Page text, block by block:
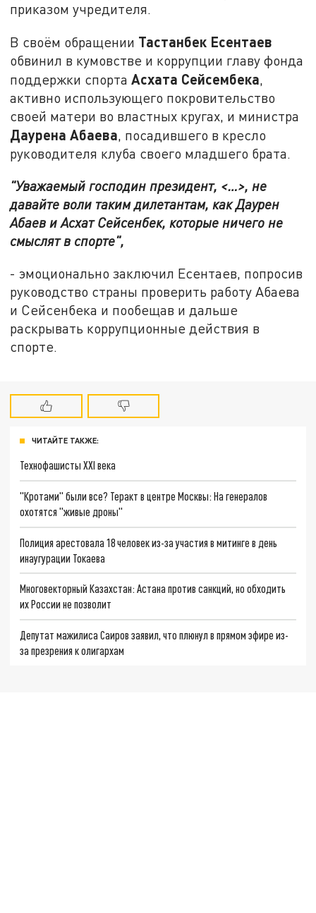
приказом учредителя.
В своём обращении Тастанбек Есентаев
обвинил в кумовстве и коррупции главу фонда
поддержки спортаАсхата Сейсембека,
активно использующего покровительство
своей матери во властных кругах, и министра
Даурена Абаева, посадившего в кресло
руководителя клуба своего младшего брата.
"Уважаемый господин президент, <…>, не
давайте воли таким дилетантам, как Даурен
Абаев и Асхат Сейсенбек, которые ничего не
смыслят в спорте",
- эмоционально заключил Есентаев, попросив
руководство страны проверить работу Абаева
и Сейсенбека и пообещав и дальше
раскрывать коррупционные действия в
спорте.
ЧИТАЙТЕ ТАКЖЕ:
Технофашисты XXI века
"Кротами" были все? Теракт в центре Москвы: На генералов
охотятся "живые дроны"
Полиция арестовала 18 человек из-за участия в митинге в день
инаугурации Токаева
Многовекторный Казахстан: Астана против санкций, но обходить
их России не позволит
Депутат мажилиса Саиров заявил, что плюнул в прямом эфире из-
за презрения к олигархам